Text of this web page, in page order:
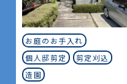
お庭のお手入れ
個人邸剪定
剪定刈込
造園